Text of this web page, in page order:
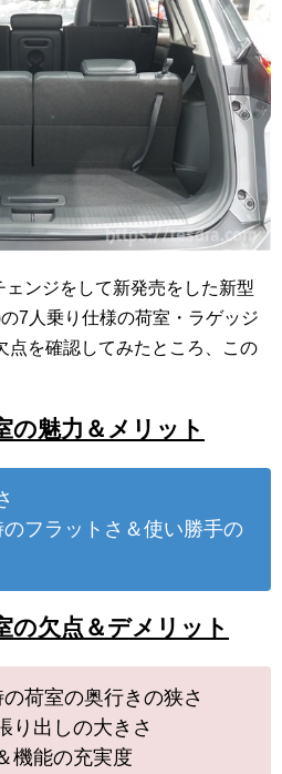
ンジをして新発売をした新型
7人乗り仕様の荷室・ラゲッジ
点を確認してみたところ、この
の魅力＆メリット
のフラットさ＆使い勝手の
の欠点＆デメリット
荷室の奥行きの狭さ
り出しの大きさ
機能の充実度